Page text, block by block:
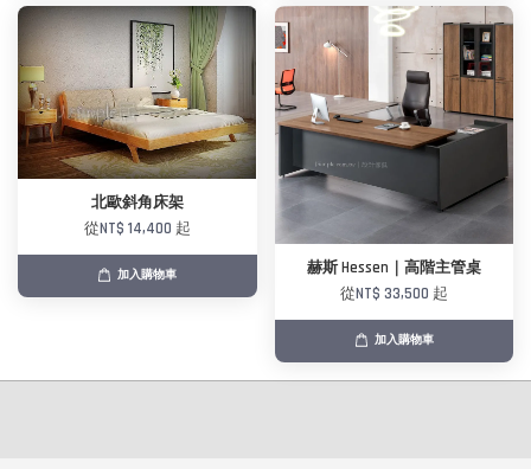
北歐斜角床架
從NT$ 14,400 起
加入購物車
赫斯 Hessen｜高階主管桌
從NT$ 33,500 起
加入購物車